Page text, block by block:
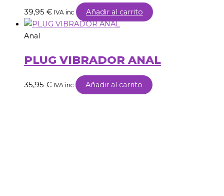
39,95 € IVA inc Añadir al carrito
Anal
PLUG VIBRADOR ANAL
35,95 € IVA inc Añadir al carrito